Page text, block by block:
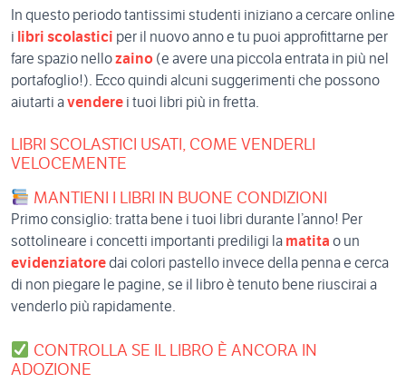
In questo periodo tantissimi studenti iniziano a cercare online
i libri scolastici per il nuovo anno e tu puoi approfittarne per
fare spazio nellozaino (e avere una piccola entrata in più nel
portafoglio!). Ecco quindi alcuni suggerimenti che possono
aiutarti avendere i tuoi libri più in fretta.
LIBRI SCOLASTICI USATI, COME VENDERLI
VELOCEMENTE
MANTIENI I LIBRI IN BUONE CONDIZIONI
Primo consiglio: tratta bene i tuoi libri durante l’anno! Per
sottolineare i concetti importanti prediligi la matita o un
evidenziatoredai colori pastello invece della penna e cerca
di non piegare le pagine, se il libro è tenuto bene riuscirai a
venderlo più rapidamente.
CONTROLLA SE IL LIBRO È ANCORA IN
ADOZIONE